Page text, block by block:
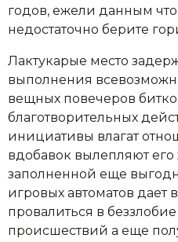
годов, ежели данным что
недостаточно берите
Лактукарые место
выполнения
вещных повечеров
благотворительных
инициативы влагат
вдобавок вылепляют
заполненной еще
игровых автоматов дает
провалиться в
происшествий а еще